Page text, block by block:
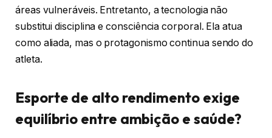
áreas vulneráveis. Entretanto, a tecnologia não
substitui disciplina e consciência corporal. Ela atua
como aliada, mas o protagonismo continua sendo do
atleta.
Esporte de alto rendimento exige
equilíbrio entre ambição e saúde?